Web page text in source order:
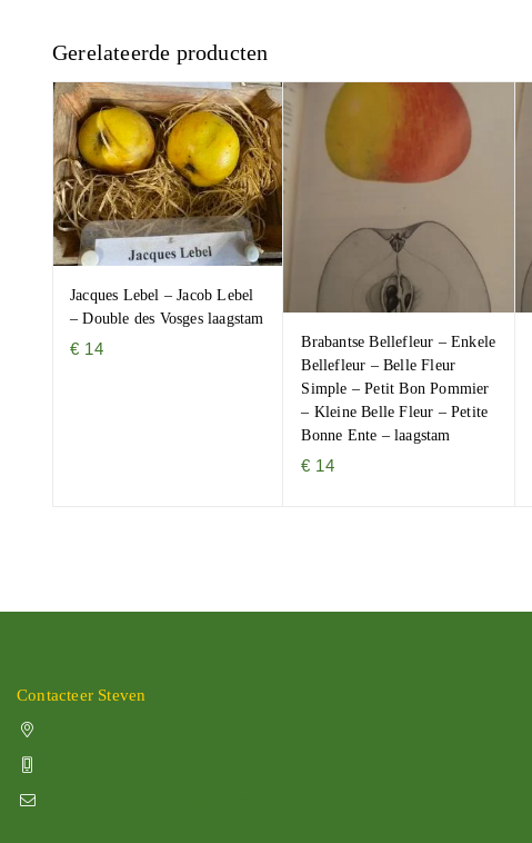
Gerelateerde producten
Jacques Lebel – Jacob Lebel
– Double des Vosges laagstam
€ 14
Brabantse Bellefleur – Enkele
Bellefleur – Belle Fleur
Simple – Petit Bon Pommier
– Kleine Belle Fleur – Petite
Bonne Ente – laagstam
€ 14
Contacteer Steven